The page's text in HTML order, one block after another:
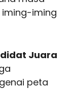
iming-iming
Juara
peta